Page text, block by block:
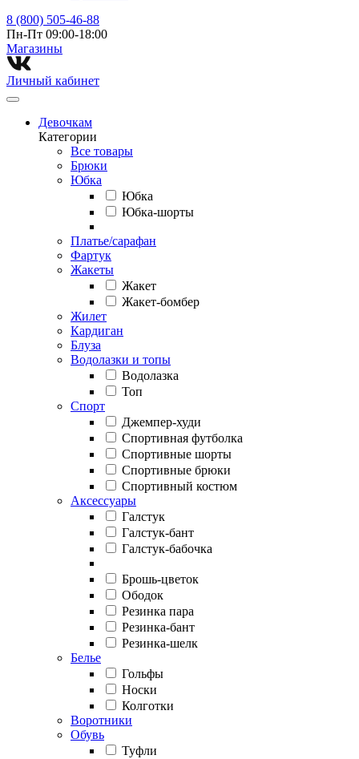
8 (800) 505-46-88
Пн-Пт 09:00-18:00
Магазины⁠
Личный кабинет
Девочкам
Категории
Все товары
Брюки
Юбка
Юбка
Юбка-шорты
Платье/сарафан
Фартук
Жакеты
Жакет
Жакет-бомбер
Жилет
Кардиган
Блуза
Водолазки и топы
Водолазка
Топ
Спорт
Джемпер-худи
Спортивная футболка
Спортивные шорты
Спортивные брюки
Спортивный костюм
Аксессуары
Галстук
Галстук-бант
Галстук-бабочка
Брошь-цветок
Ободок
Резинка пара
Резинка-бант
Резинка-шелк
Белье
Гольфы
Носки
Колготки
Воротники
Обувь
Туфли